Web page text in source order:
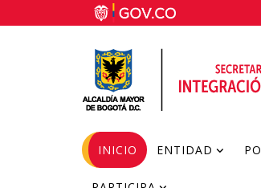
INICIO ENTIDAD